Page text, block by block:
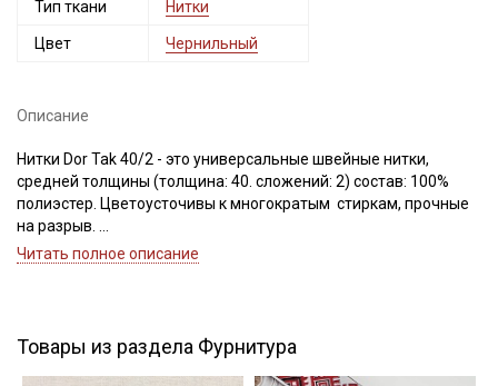
Тип ткани Нитки
Цвет Чернильный
Описание
Нитки Dor Tak 40/2 - это универсальные швейные нитки,
средней толщины (толщина: 40. сложений: 2) состав: 100%
полиэстер. Цветоусточивы к многократым стиркам, прочные
на разрыв.
Если требуется подбор цвета — наш менеджер подберет для
Читать полное описание
Товары из раздела Фурнитура
категории тканей
Подписаться
Ознакомлен(а) с
данныхи даюСогласие на обработку персональных